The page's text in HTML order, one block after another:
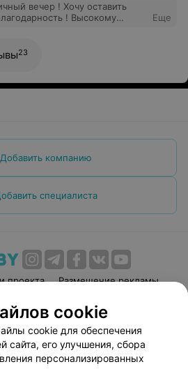
вечер ! Хочу оставить
! Высокому
25 декабря, я
нему ! Ситуация непростая , в
! Поэтому доктору
не думая , он решил
я мучалась неделю !
Еще
23
Добавить компанию
специалиста
проекта
Размещение рекламы
соглашение
Способы оплаты
Партнеры
руководителю 103.by
cookie
cookie для обеспечения
сайта, его улучшения, сбора
персонализированных